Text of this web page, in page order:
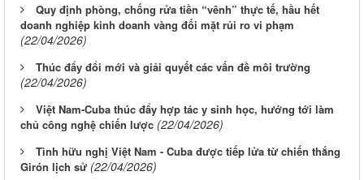
Quy định phòng, chống rửa tiền “vênh” thực tế, hầu hết
doanh nghiệp kinh doanh vàng đối mặt rủi ro vi phạm
(22/04/2026)
Thúc đẩy đổi mới và giải quyết các vấn đề môi trường
(22/04/2026)
Việt Nam-Cuba thúc đẩy hợp tác y sinh học, hướng tới làm
chủ công nghệ chiến lược (22/04/2026)
Tình hữu nghị Việt Nam - Cuba được tiếp lửa từ chiến thắng
Girón lịch sử (22/04/2026)